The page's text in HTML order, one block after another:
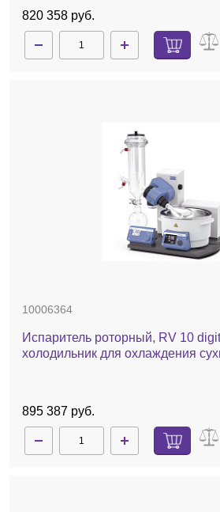
820 358 руб.
10006364
Испаритель роторный, RV 10
холодильник для охлаждения
895 387 руб.